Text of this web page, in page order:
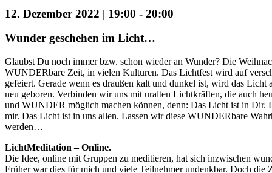
12. Dezember 2022 | 19:00 - 20:00
Wunder geschehen im Licht…
Glaubst Du noch immer bzw. schon wieder an Wunder? Die
WUNDERbare Zeit, in vielen Kulturen. Das Lichtfest wird auf
gefeiert. Gerade wenn es draußen kalt und dunkel ist, wird das Licht
neu geboren. Verbinden wir uns mit uralten Lichtkräften, die auch
und WUNDER möglich machen können, denn: Das Licht ist in Dir.
mir. Das Licht ist in uns allen. Lassen wir diese WUNDERbare
werden…
LichtMeditation – Online.
Die Idee, online mit Gruppen zu meditieren, hat sich inzwischen
Früher war dies für mich und viele Teilnehmer undenkbar. Doch die